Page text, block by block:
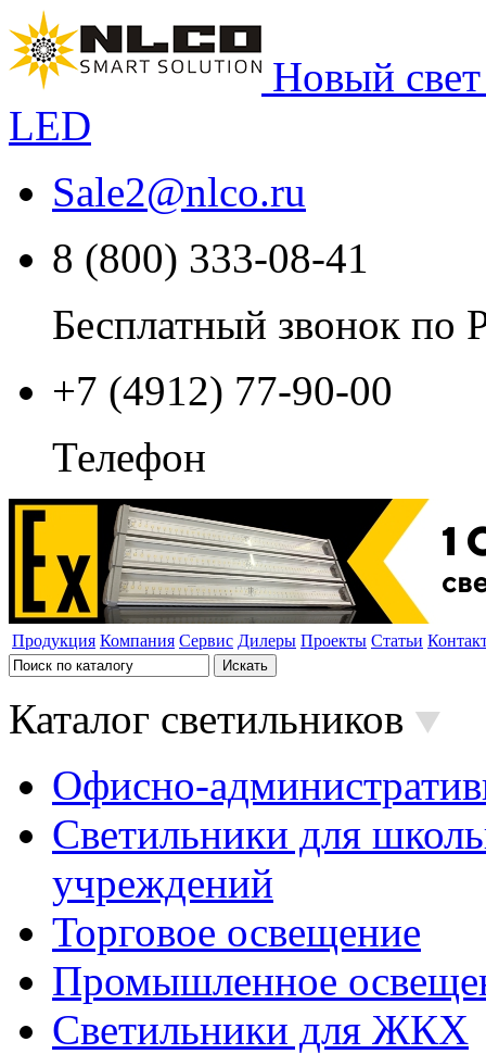
Новый
LED
Sale2@nlco.ru
8 (800) 333-08-41
Бесплатный звонок по
+7 (4912) 77-90-00
Телефон
Продукция Компания Сервис Дилеры Проекты Статьи
Каталог светильников
Офисно-
Светильники для
учреждений
Торговое освещение
Промышленное
Светильники для ЖКХ